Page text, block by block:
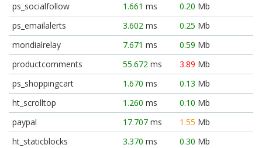
ps_socialfollow
1.661 ms 0.20 Mb
ps_emailalerts
3.602 ms 0.25 Mb
mondialrelay
7.671 ms 0.59 Mb
productcomments
55.672 ms 3.89 Mb
ps_shoppingcart
1.670 ms 0.13 Mb
ht_scrolltop
1.260 ms 0.10 Mb
paypal
17.707 ms 1.55 Mb
ht_staticblocks
3.370 ms 0.30 Mb